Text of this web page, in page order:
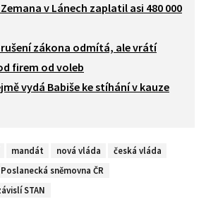
v Lánech zaplatil asi 480 000
zákona odmítá, ale vrátí
firem od voleb
vydá Babiše ke stíhání v kauze
mandát nová vláda
česká vláda
Poslanecká sněmovna ČR
STAN